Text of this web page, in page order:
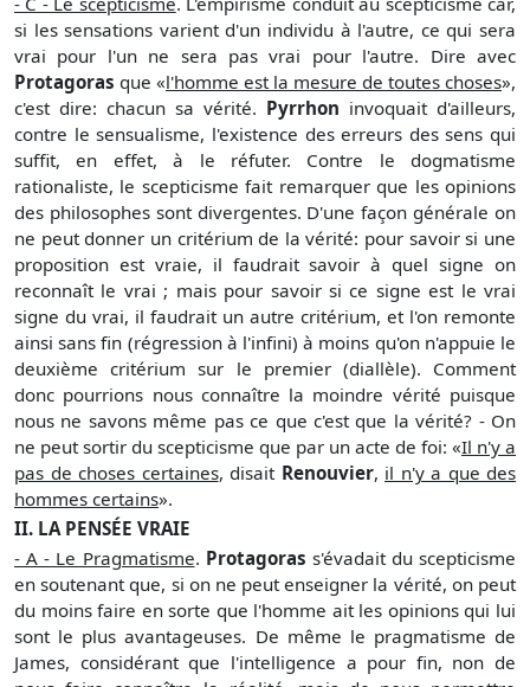
si les sensations varient d'un individu à l'autre, ce qui sera
vrai pour l'un ne sera pas vrai pour l'autre. Dire avec
Protagoras que «l'homme est la mesure de toutes choses»,
c'est dire: chacun sa vérité. Pyrrhon invoquait d'ailleurs,
contre le sensualisme, l'existence des erreurs des sens qui
suffit, en effet, à le réfuter. Contre le dogmatisme
rationaliste, le scepticisme fait remarquer que les opinions
des philosophes sont divergentes. D'une façon générale on
ne peut donner un critérium de la vérité: pour savoir si une
proposition est vraie, il faudrait savoir à quel signe on
reconnaît le vrai ; mais pour savoir si ce signe est le vrai
signe du vrai, il faudrait un autre critérium, et l'on remonte
ainsi sans fin (régression à l'infini) à moins qu'on n'appuie le
deuxième critérium sur le premier (diallèle). Comment
donc pourrions nous connaître la moindre vérité puisque
nous ne savons même pas ce que c'est que la vérité? - On
ne peut sortir du scepticisme que par un acte de foi: «Il n'y a
pas de choses certaines, disait Renouvier, il n'y a que des
hommes certains».
II. LA PENSÉE VRAIE
- A - Le Pragmatisme. Protagoras s'évadait du scepticisme
en soutenant que, si on ne peut enseigner la vérité, on peut
du moins faire en sorte que l'homme ait les opinions qui lui
sont le plus avantageuses. De même le pragmatisme de
James, considérant que l'intelligence a pour fin, non de